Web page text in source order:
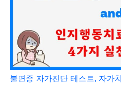
불면증 자가진단 테스트, 자가